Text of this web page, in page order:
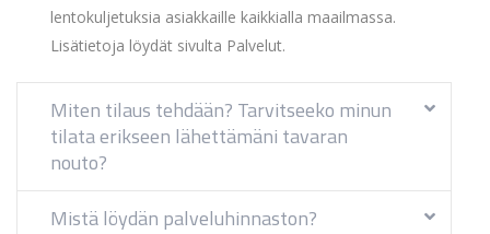
lentokuljetuksia asiakkaille kaikkialla maailmassa.
Lisätietoja löydät sivulta Palvelut.
Miten tilaus tehdään? Tarvitseeko minun
tilata erikseen lähettämäni tavaran
nouto?
Mistä löydän palveluhinnaston?